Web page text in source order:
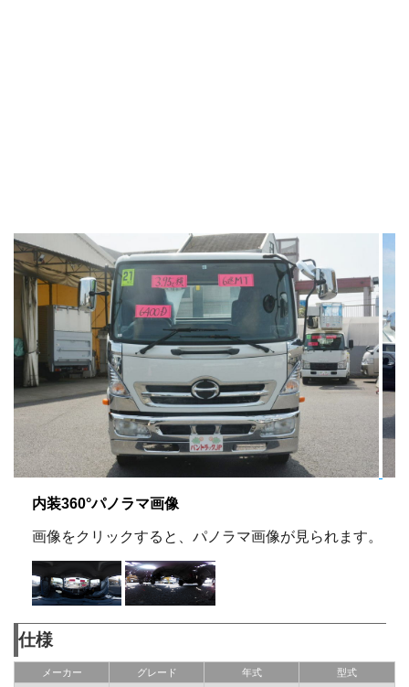
内装360°パノラマ画像
画像をクリックすると、パノラマ画像が見られます。
仕様
メーカー グレード 年式 型式